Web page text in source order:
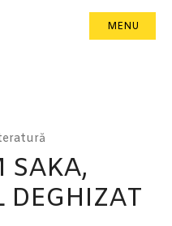
MENU
SAKA,
DEGHIZAT